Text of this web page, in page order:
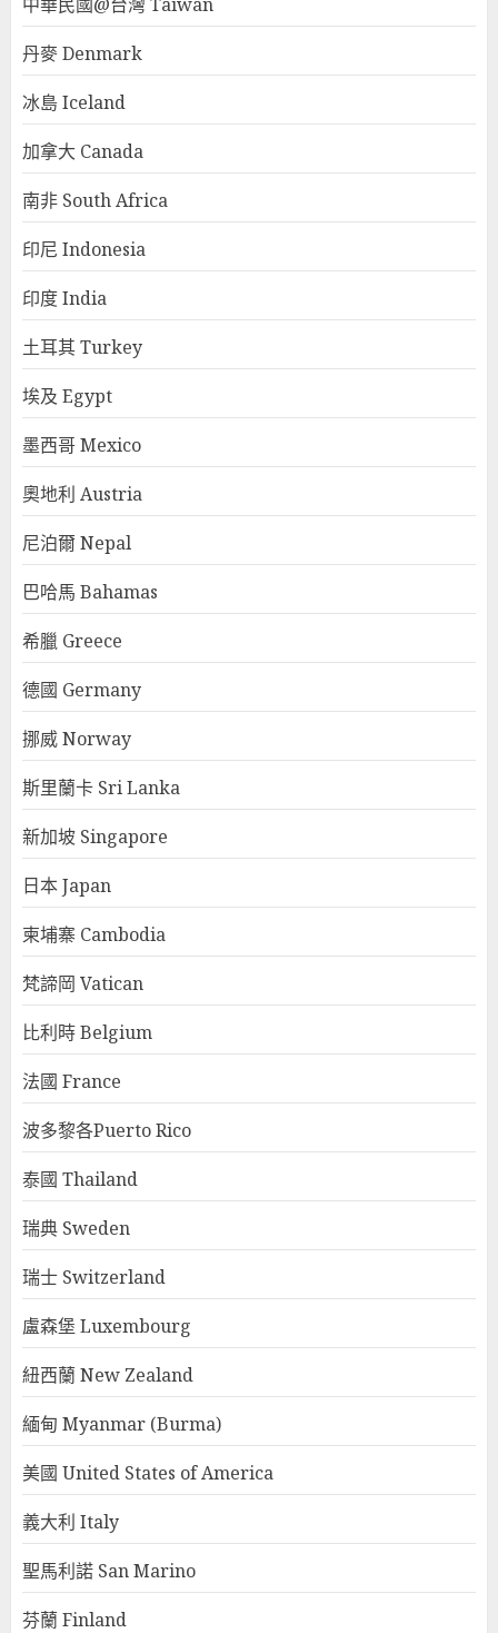
丹麥 Denmark
冰島 Iceland
加拿大 Canada
南非 South Africa
印尼 Indonesia
印度 India
土耳其 Turkey
埃及 Egypt
墨西哥 Mexico
奧地利 Austria
尼泊爾 Nepal
巴哈馬 Bahamas
希臘 Greece
德國 Germany
挪威 Norway
斯里蘭卡 Sri Lanka
新加坡 Singapore
日本 Japan
柬埔寨 Cambodia
梵諦岡 Vatican
比利時 Belgium
法國 France
波多黎各Puerto Rico
泰國 Thailand
瑞典 Sweden
瑞士 Switzerland
盧森堡 Luxembourg
紐西蘭 New Zealand
緬甸 Myanmar (Burma)
美國 United States of America
義大利 Italy
聖馬利諾 San Marino
芬蘭 Finland